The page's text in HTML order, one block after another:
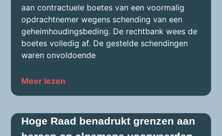
aan contractuele boetes van een voormalig
opdrachtnemer wegens schending van een
geheimhoudingsbeding. De rechtbank wees de
boetes volledig af. De gestelde schendingen
waren onvoldoende
Meer lezen
Hoge Raad benadrukt grenzen aan